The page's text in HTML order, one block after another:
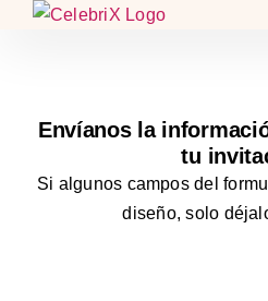
Skip
Envíanos la
tu
Si algunos campos del
diseño, solo